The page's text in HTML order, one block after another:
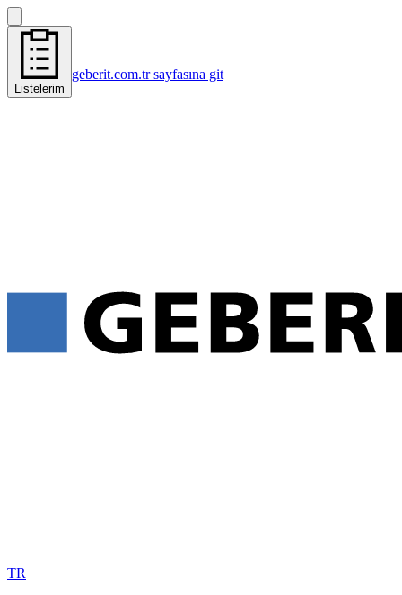
Listelerim
geberit.com.tr sayfasına git
TR